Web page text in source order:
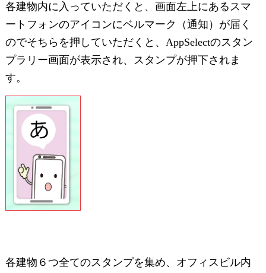
各建物内に入っていただくと、画面左上にあるスマ
ートフォンのアイコンにベルマーク（通知）が届く
のでそちらを押していただくと、AppSelectのスタン
プラリー画面が表示され、スタンプが押下されま
す。
各建物６つ全てのスタンプを集め、オフィスビル内